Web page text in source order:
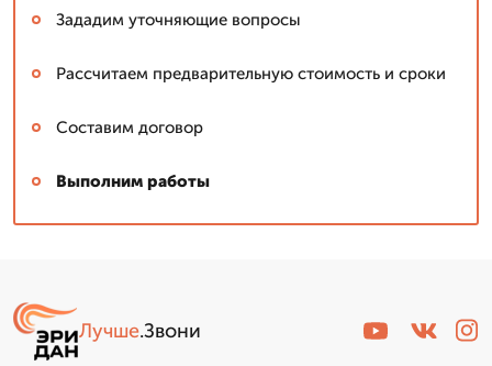
Зададим уточняющие вопросы
Рассчитаем предварительную стоимость и сроки
Составим договор
Выполним работы
Лучше.Звони